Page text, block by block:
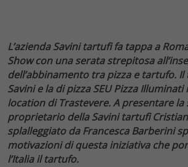
L’azienda Savini tartufi fa tappa a
Show con una serata strepitosa
dell’abbinamento tra pizza e tartufo.
Savini e la di pizza SEU Pizza
location di Trastevere. A presentare la
proprietario della Savini tartufi
splalleggiato da Francesca Barberini
motivazioni di questa iniziativa che
l’Italia il tartufo.